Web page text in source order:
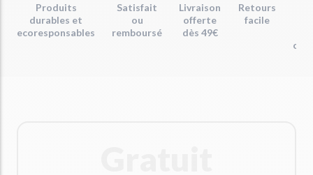
Produits
durables et
ecoresponsables
Satisfait
ou
remboursé
Livraison
offerte
dès 49€
Retours
facile